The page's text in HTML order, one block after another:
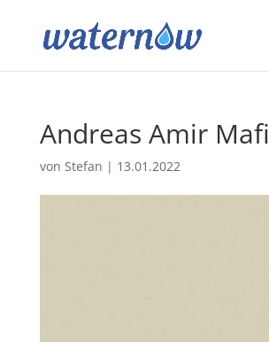
Andreas Amir Mafi
von Stefan | 13.01.2022